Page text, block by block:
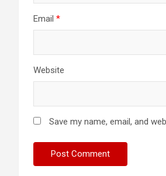
Email *
Website
Save my name, email, and